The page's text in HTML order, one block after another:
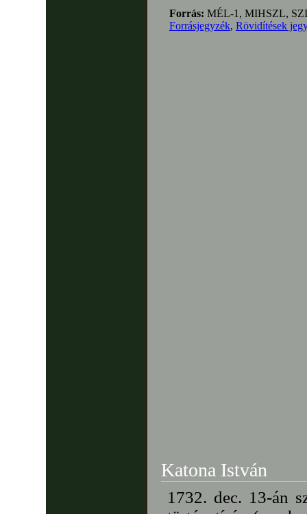
Forrás: MÉL-1, MIHSZL,
Forrásjegyzék, Rövidítések
Katona István
1732. dec. 13-án